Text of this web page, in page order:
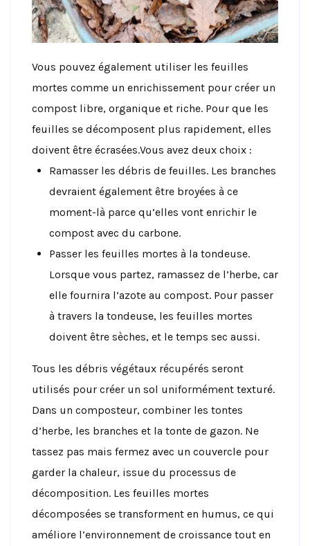
Vous pouvez également utiliser les feuilles
mortes comme un enrichissement pour créer un
compost libre, organique et riche. Pour que les
feuilles se décomposent plus rapidement, elles
doivent être écrasées.Vous avez deux choix :
Ramasser les débris de feuilles. Les branches
devraient également être broyées à ce
moment-là parce qu’elles vont enrichir le
compost avec du carbone.
Passer les feuilles mortes à la tondeuse.
Lorsque vous partez, ramassez de l’herbe, car
elle fournira l’azote au compost. Pour passer
à travers la tondeuse, les feuilles mortes
doivent être sèches, et le temps sec aussi.
Tous les débris végétaux récupérés seront
utilisés pour créer un sol uniformément texturé.
Dans un composteur, combiner les tontes
d’herbe, les branches et la tonte de gazon. Ne
tassez pas mais fermez avec un couvercle pour
garder la chaleur, issue du processus de
décomposition. Les feuilles mortes
décomposées se transforment en humus, ce qui
améliore l’environnement de croissance tout en